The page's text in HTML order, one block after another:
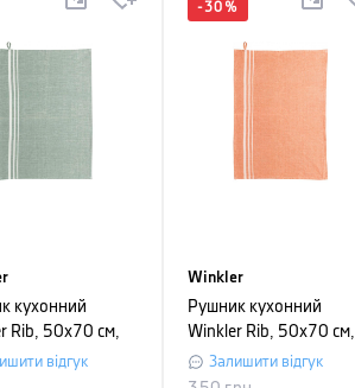
кухонний
Rib, 50х70 см,
відгук
-30 %
Winkler
Рушник кухонний
Winkler Rib, 50х70 см,
теракотовий
Залишити відгук